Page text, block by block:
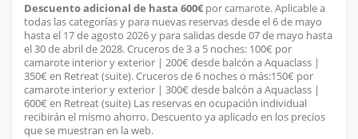
Descuento adicional de hasta 600€ por camarote. Aplicable a
todas las categorías y para nuevas reservas desde el 6 de mayo
hasta el 17 de agosto 2026 y para salidas desde 07 de mayo hasta
el 30 de abril de 2028. Cruceros de 3 a 5 noches: 100€ por
camarote interior y exterior | 200€ desde balcón a Aquaclass |
350€ en Retreat (suite). Cruceros de 6 noches o más:150€ por
camarote interior y exterior | 300€ desde balcón a Aquaclass |
600€ en Retreat (suite) Las reservas en ocupación individual
recibirán el mismo ahorro. Descuento ya aplicado en los precios
que se muestran en la web.